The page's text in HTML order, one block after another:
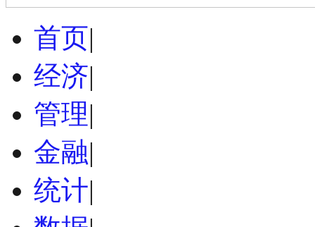
首页|
经济|
管理|
金融|
统计|